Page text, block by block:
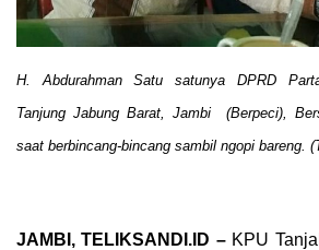
H. Abdurahman Satu satunya DPRD
Tanjung Jabung Barat, Jambi (Berpeci),
saat berbincang-bincang sambil ngopi bareng.
JAMBI, TELIKSANDI.ID –KPU